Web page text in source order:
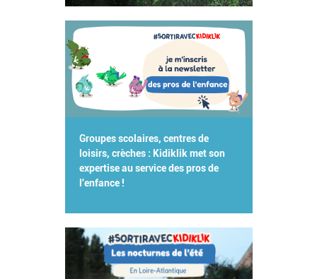
Groupes scolaires, centres de
loisirs, crèches : Kidiklik met son
expertise au service des pros de
l'enfance !